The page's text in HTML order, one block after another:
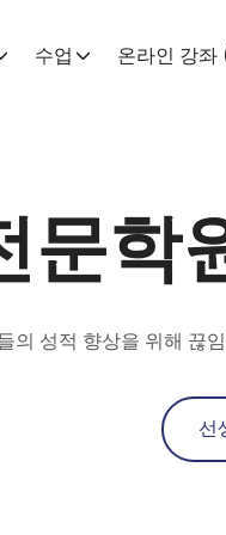
수업 온라인 강
문학
의 성적 향상을 위해 끊
선